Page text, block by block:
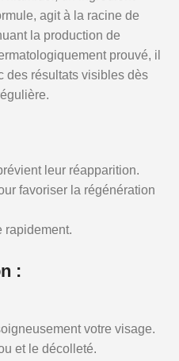
agit à la racine de
la production de
prouvé, il
des résultats visibles dès
leur réapparition.
favoriser la régénération
rapidement.
:
votre visage.
et le décolleté.